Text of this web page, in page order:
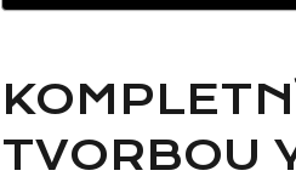
TVORBOU